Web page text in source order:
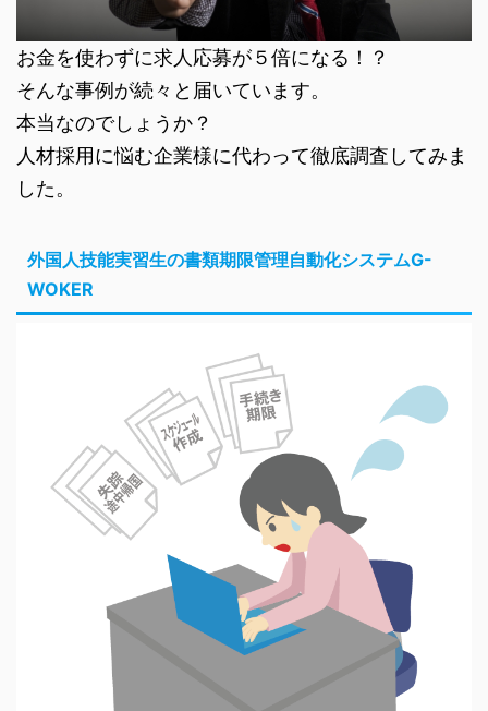
お金を使わずに求人応募が５倍になる！？
そんな事例が続々と届いています。
本当なのでしょうか？
人材採用に悩む企業様に代わって徹底調査してみま
した。
外国人技能実習生の書類期限管理自動化システムG-
WOKER